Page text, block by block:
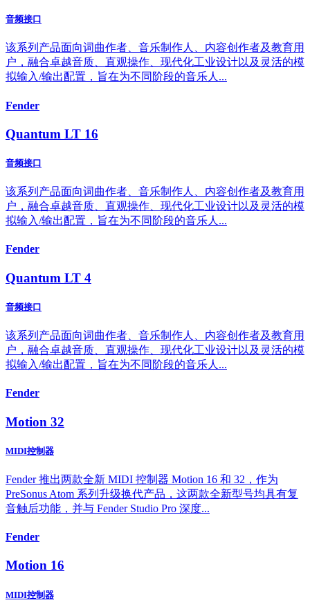
音频接口
该系列产品面向词曲作者、音乐制作人、内容创作者及教育用
户，融合卓越音质、直观操作、现代化工业设计以及灵活的模
拟输入/输出配置，旨在为不同阶段的音乐人...
Fender
Quantum LT 16
音频接口
该系列产品面向词曲作者、音乐制作人、内容创作者及教育用
户，融合卓越音质、直观操作、现代化工业设计以及灵活的模
拟输入/输出配置，旨在为不同阶段的音乐人...
Fender
Quantum LT 4
音频接口
该系列产品面向词曲作者、音乐制作人、内容创作者及教育用
户，融合卓越音质、直观操作、现代化工业设计以及灵活的模
拟输入/输出配置，旨在为不同阶段的音乐人...
Fender
Motion 32
MIDI控制器
Fender 推出两款全新 MIDI 控制器 Motion 16 和 32，作为
PreSonus Atom 系列升级换代产品，这两款全新型号均具有复
音触后功能，并与 Fender Studio Pro 深度...
Fender
Motion 16
MIDI控制器